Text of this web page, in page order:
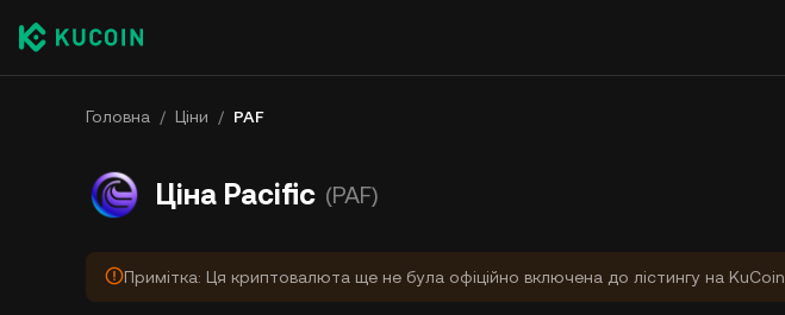
Головна / Ціни / PAF
Ціна Pacific (PAF)
Примітка: Ця криптовалюта ще не була офіційно включена до лістингу на KuCoin.